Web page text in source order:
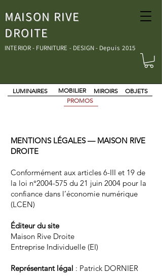
MAISON RIVE
DROITE
INTERIOR - FURNITURE - DESIGN - Depuis 2015
MOBILIER MIROIRS
LUMINAIRES
OBJETS
PROMOS
MENTIONS LÉGALES — MAISON RIVE
DROITE
Conformément aux articles 6-III et 19 de
la loi n°2004-575 du 21 juin 2004 pour la
confiance dans l’économie numérique
(LCEN)
Éditeur du site
Maison Rive Droite
Entreprise Individuelle (EI)
Représentant légal : Patrick DORNIER